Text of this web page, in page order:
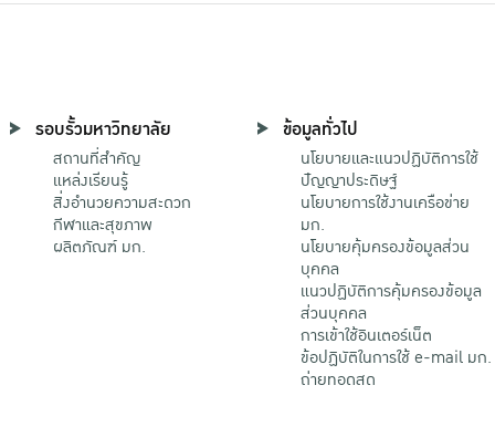
รอบรั้วมหาวิทยาลัย
สถานที่สำคัญ
แหล่งเรียนรู้
สิ่งอำนวยความสะดวก
กีฬาและสุขภาพ
ผลิตภัณฑ์ มก.
ข้อมูลทั่วไป
นโยบายและแนวปฏิบัติการใช้
ปัญญาประดิษฐ์
นโยบายการใช้งานเครือข่าย
มก.
นโยบายคุ้มครองข้อมูลส่วน
บุคคล
แนวปฏิบัติการคุ้มครองข้อมูล
ส่วนบุคคล
การเข้าใช้อินเตอร์เน็ต
ข้อปฏิบัติในการใช้ e-mail มก.
ถ่ายทอดสด